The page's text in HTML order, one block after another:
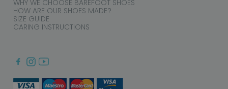
WHY WE CHOOSE BAREFOOT SHOES
HOW ARE OUR SHOES MADE?
SIZE GUIDE
CARING INSTRUCTIONS